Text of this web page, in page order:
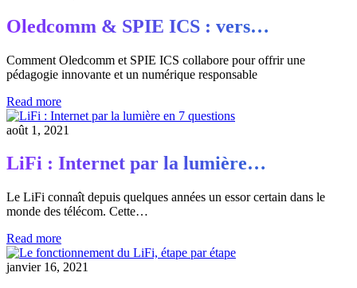
Oledcomm & SPIE ICS : vers…
Comment Oledcomm et SPIE ICS collabore pour offrir une
pédagogie innovante et un numérique responsable
Read more
août 1, 2021
LiFi : Internet par la lumière…
Le LiFi connaît depuis quelques années un essor certain dans le
monde des télécom. Cette…
Read more
janvier 16, 2021